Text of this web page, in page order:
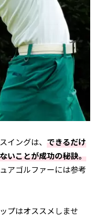
イングは、 できるだけ
いことが成功の秘訣。
アゴルファーには参考
プはオススメしませ